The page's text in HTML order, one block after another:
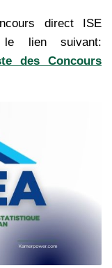
direct ISE
le lien suivant:
des Concours